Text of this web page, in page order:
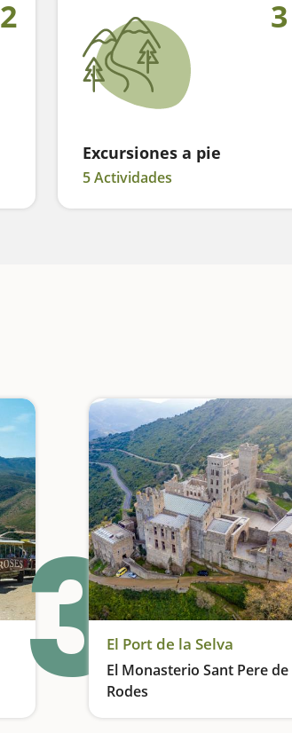
2 3
Excursiones a pie
5 Actividades
3El Port de la Selva
El Monasterio Sant Pere de
Rodes